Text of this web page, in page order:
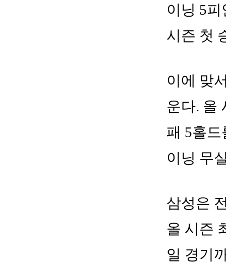
이닝 5
시즌 첫
이에 맞
운다. 올
패 5홀드
이닝 무
삼성은
올 시즌
일 경기